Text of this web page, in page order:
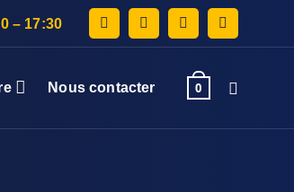
– 17:30
Nous contacter 0